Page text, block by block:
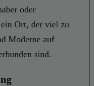
oder
Ort, der viel zu
Moderne auf
sind.